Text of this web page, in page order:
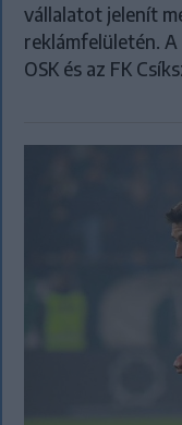
vállalatot jelenít
reklámfelületén.
OSK és az FK